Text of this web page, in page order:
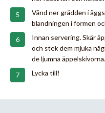
Vänd ner grädden i
blandningen i formen
Innan servering. Skär
och stek dem mjuka
de ljumna äppelskivorna.
Lycka till!